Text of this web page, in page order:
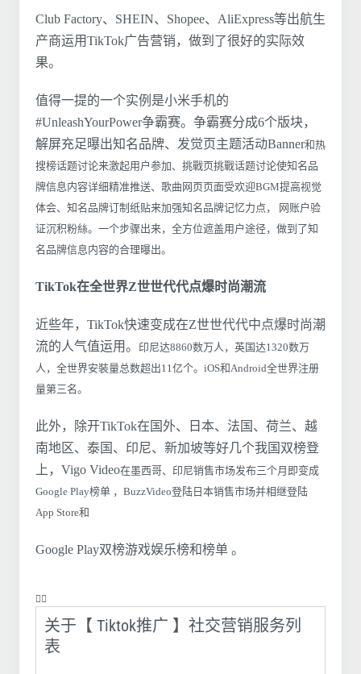
Club Factory、SHEIN、Shopee、AliExpress等出航生
产商运用TikTok广告营销，做到了很好的实际效
果。
值得一提的一个实例是小米手机的
#UnleashYourPower争霸赛。争霸赛分成6个版块，
解屏充足曝出知名品牌、发觉页主题活动Banner和热
搜榜话题讨论来激起用户参加、挑戰页挑戰话题讨论使知名品
牌信息内容详细精准推送、歌曲网页页面受欢迎BGM提高视觉
体会、知名品牌订制纸贴来加强知名品牌记忆力点， 网账户验
证沉积粉絲。一个步骤出来，全方位遮盖用户途径，做到了知
名品牌信息内容的合理曝出。
TikTok在全世界Z世世代代点爆时尚潮流
近些年，TikTok快速变成在Z世世代代中点爆时尚潮
流的人气值运用。
印尼达8860数万人，英国达1320数万
人，全世界安裝量总数超出11亿个。iOS和Android全世界注册
量第三名。
此外，除开TikTok在国外、日本、法国、荷兰、越
南地区、泰国、印尼、新加坡等好几个我国双榜登
上，Vigo Video在墨西哥、印尼销售市场发布三个月即变成
Google Play榜单 ，BuzzVideo登陆日本销售市场并相继登陆
App Store和
Google Play双榜游戏娱乐榜和榜单 。
❤️‍🔥
关于【 Tiktok推广 】社交营销服务列
表